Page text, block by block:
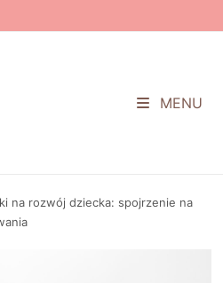
MENU
na rozwój dziecka: spojrzenie na